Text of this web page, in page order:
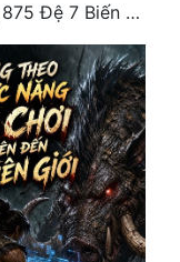
Chương 875 Đệ 7 Biến Thánh Long Biến!